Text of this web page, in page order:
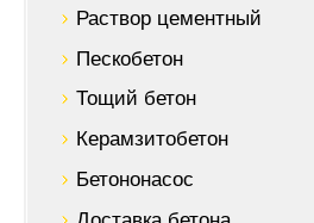
Раствор цементный
Пескобетон
Тощий бетон
Керамзитобетон
Бетононасос